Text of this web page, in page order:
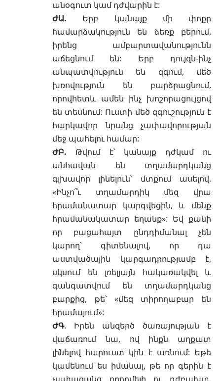
անօգուտ կամ դժվարին է:
ԺԱ. Երբ կանայք մի փոքր
համարձակություն են ձեռք բերում,
իրենց ամբարտավանությունն
աճեցնում են: Երբ դույզն-ինչ
անպատվություն են զգում, մեծ
խռովություն են բարձրացնում,
որովհետև ամեն ինչ խոշորացույցով
են տեսնում: Ուստի մեծ զգուշություն է
հարկավոր նրանց չափավորության
մեջ պահելու համար:
ԺԲ. Թվում է՝ կանայք դժկամ ու
անհավան են տղամարդկանց
գլխավոր լինելուն՝ մտքում ասելով.
«Ինչո՞ւ տղամարդիկ մեզ վրա
հրամանատար կարգվեցին, և մենք
հրամանակատար եղանք»: Եվ քանի
որ բացահայտ ընդդիմանալ չեն
կարող՝ գիտենալով, որ դա
աստվածային կարգադրությամբ է,
սկսում են լռելյայն հակառակվել և
գանգատվում են տղամարդկանց
բարքից, թե՝ «մեզ տիրողաբար են
հրամայում»:
ԺԳ. Իրեն անզերծ ծառայության է
վաճառում նա, ով ինքն աղքատ
լինելով հարուստ կին է առնում: Եթե
կամենում ես իմանալ, թե որ գերին է